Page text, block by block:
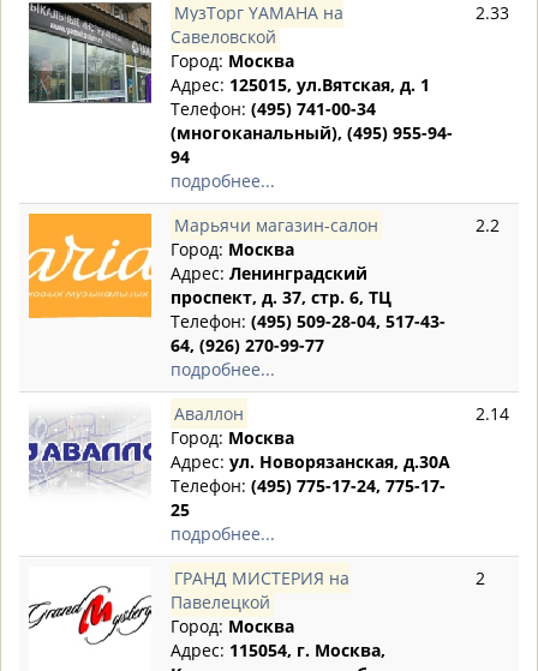
МузТорг YAMAHA на
Савеловской
Город: Москва
Адрес: 125015, ул.Вятская, д. 1
Телефон: (495) 741-00-34
(многоканальный), (495) 955-94-
94
подробнее...
2.33
Марьячи магазин-салон
Город: Москва
Адрес: Ленинградский
проспект, д. 37, стр. 6, ТЦ
Телефон: (495) 509-28-04, 517-43-
64, (926) 270-99-77
подробнее...
2.2
Аваллон
Город: Москва
Адрес: ул. Новорязанская, д.30А
Телефон: (495) 775-17-24, 775-17-
25
подробнее...
2.14
ГРАНД МИСТЕРИЯ на
Павелецкой
Город: Москва
Адрес: 115054, г. Москва,
2